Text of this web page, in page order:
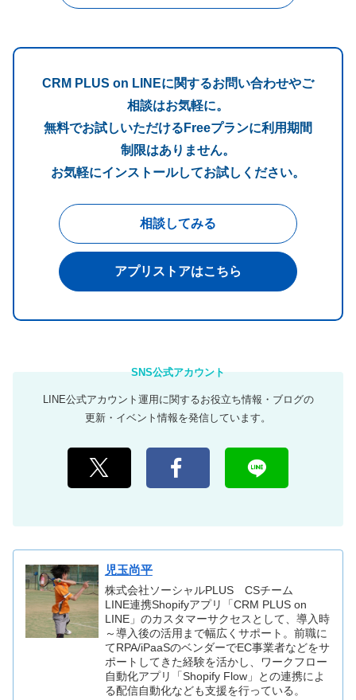
CRM PLUS on LINEに関するお問い合わせやご
相談はお気軽に。
無料でお試しいただけるFreeプランに利用期間
制限はありません。
お気軽にインストールしてお試しください。
相談してみる
アプリストアはこちら
LINE公式アカウント運用に関するお役立ち情報・ブログの
更新・イベント情報を発信しています。
児玉尚平
株式会社ソーシャルPLUS CSチーム
LINE連携Shopifyアプリ「CRM PLUS on
LINE」のカスタマーサクセスとして、導入時
～導入後の活用まで幅広くサポート。前職に
てRPA/iPaaSのベンダーでEC事業者などをサ
ポートしてきた経験を活かし、ワークフロー
自動化アプリ「Shopify Flow」との連携によ
る配信自動化なども支援を行っている。